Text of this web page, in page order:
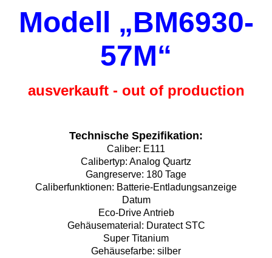
Modell „BM6930-
57M“
ausverkauft - out of production
Technische Spezifikation:
Caliber: E111
Calibertyp: Analog Quartz
Gangreserve: 180 Tage
Caliberfunktionen: Batterie-Entladungsanzeige
Datum
Eco-Drive Antrieb
Gehäusematerial: Duratect STC
Super Titanium
Gehäusefarbe: silber